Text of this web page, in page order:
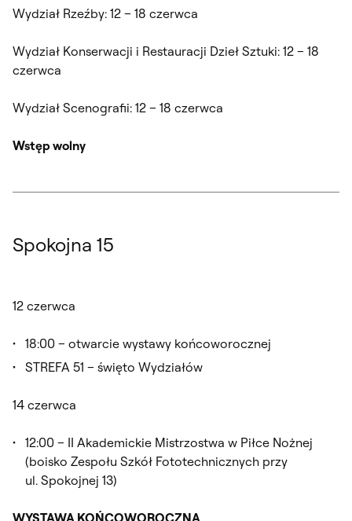
Wydział Rzeźby: 12 – 18 czerwca
Wydział Konserwacji i Restauracji Dzieł Sztuki: 12 – 18
czerwca
Wydział Scenografii: 12 – 18 czerwca
Wstęp wolny
Spokojna 15
12 czerwca
18:00 – otwarcie wystawy końcoworocznej
STREFA 51 – święto Wydziałów
14 czerwca
12:00 – II Akademickie Mistrzostwa w Piłce Nożnej
(boisko Zespołu Szkół Fototechnicznych przy
ul. Spokojnej 13)